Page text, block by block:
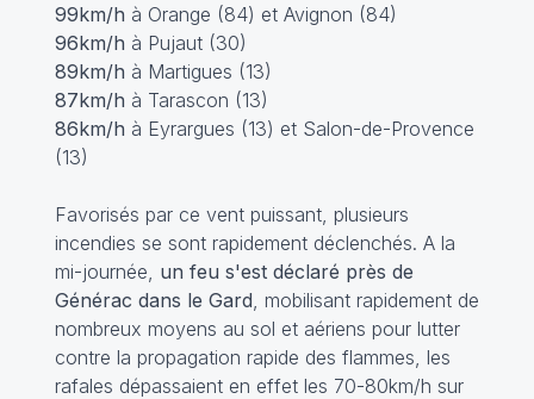
99km/h à Orange (84) et Avignon (84)
96km/h à Pujaut (30)
89km/h à Martigues (13)
87km/h à Tarascon (13)
86km/h à Eyrargues (13) et Salon-de-Provence
(13)
Favorisés par ce vent puissant, plusieurs
incendies se sont rapidement déclenchés. A la
mi-journée, un feu s'est déclaré près de
Générac dans le Gard , mobilisant rapidement de
nombreux moyens au sol et aériens pour lutter
contre la propagation rapide des flammes, les
rafales dépassaient en effet les 70-80km/h sur